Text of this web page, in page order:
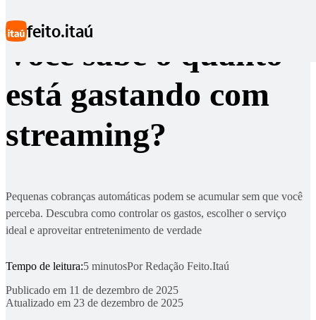
feito.itaú
Você sabe o quanto
está gastando com
streaming?
Pequenas cobranças automáticas podem se acumular sem que você
perceba. Descubra como controlar os gastos, escolher o serviço
ideal e aproveitar entretenimento de verdade
Tempo de leitura:5 minutosPorRedação Feito.Itaú
Publicado em 11 de dezembro de 2025
Atualizado em 23 de dezembro de 2025